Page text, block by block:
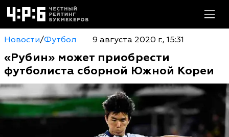
Новости/Футбол 9 августа 2020 г., 15:31
«Рубин» может приобрести
футболиста сборной Южной Кореи